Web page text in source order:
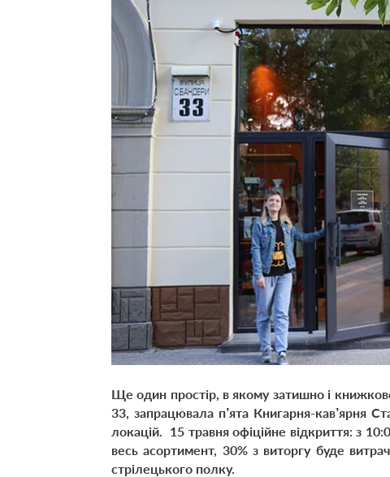
Ще один простір, в якому затишно і
33, запрацювала п’ята Книгарня-кав’ярня
локацій. 15 травня офіційне відкриття: з
весь асортимент, 30% з виторгу буде
стрілецького полку.